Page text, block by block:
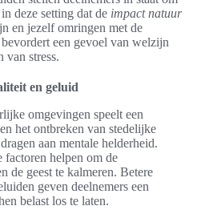
deze setting dat de impact natuur
en jezelf omringen met de
een gevoel van welzijn
van stress.
en geluid
omgevingen speelt een
het ontbreken van stedelijke
aan mentale helderheid.
factoren helpen om de
de geest te kalmeren. Betere
geven deelnemers een
belast los te laten.